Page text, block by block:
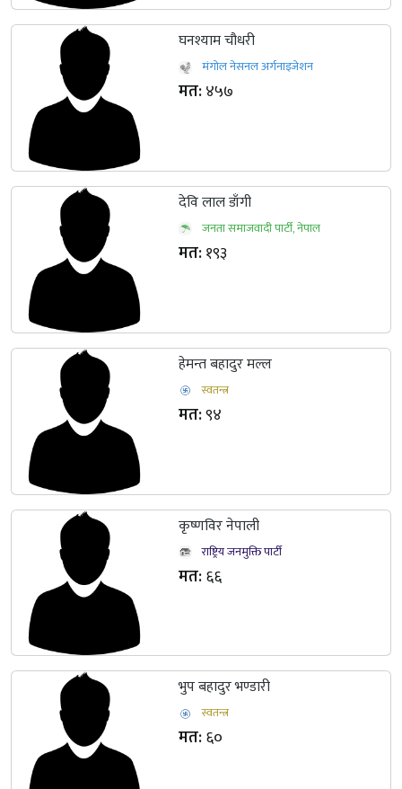
घनश्याम चौधरी
मंगोल नेसनल अर्गनाइजेशन
मत:४५७
देवि लाल डाँगी
जनता समाजवादी पार्टी, नेपाल
मत:१९३
हेमन्त बहादुर मल्ल
स्वतन्त्र
मत:९४
कृष्णविर नेपाली
राष्ट्रिय जनमुक्ति पार्टी
मत:६६
भुप बहादुर भण्डारी
स्वतन्त्र
मत:६०